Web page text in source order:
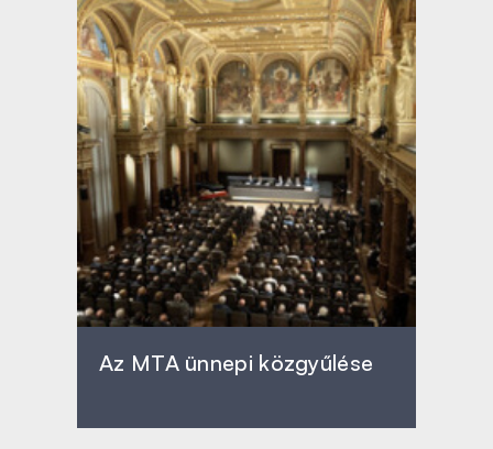
Az MTA ünnepi közgyűlése